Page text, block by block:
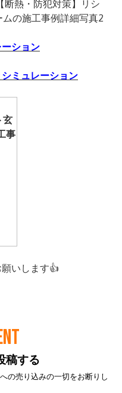
稿する
の売り込みの一切をお断りし